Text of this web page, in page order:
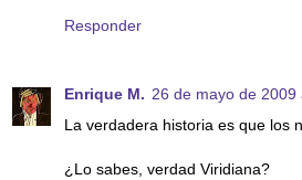
Responder
Enrique M. 26 de mayo de 2009
La verdadera historia es que los
¿Lo sabes, verdad Viridiana?